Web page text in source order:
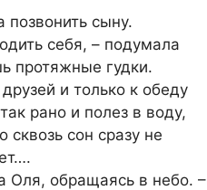
сыну.
себя, – подумала
протяжные гудки.
и только к обеду
рано и полез в воду,
сон сразу не
Оля, обращаясь в небо. –